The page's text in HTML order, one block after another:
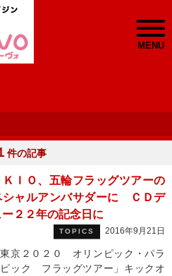
MENU
件の記事
ＫＩＯ、五輪フラッグツアーの
シャルアンバサダーに ＣＤデ
ー２２年の記念日に
TOPICS 2016年9月21日
京２０２０ オリンピック・パラ
ピック フラッグツアー」キックオ